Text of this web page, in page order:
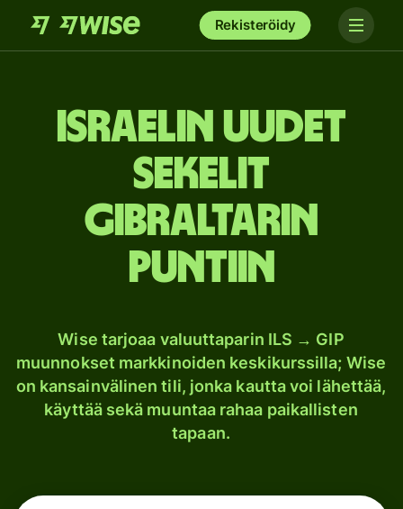
Rekisteröidy
Israelin uudet
sekelit
Gibraltarin
puntiin
Wise tarjoaa valuuttaparin ILS → GIP
muunnokset markkinoiden keskikurssilla; Wise
on kansainvälinen tili, jonka kautta voi lähettää,
käyttää sekä muuntaa rahaa paikallisten
tapaan.